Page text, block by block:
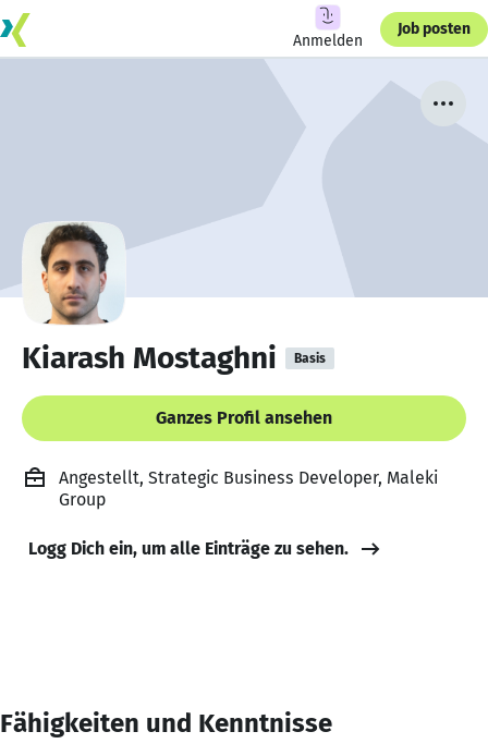
Anmelden
Job posten
Kiarash Mostaghni Basis
Ganzes Profil ansehen
Angestellt, Strategic Business Developer, Maleki
Group
Logg Dich ein, um alle Einträge zu sehen.
Fähigkeiten und Kenntnisse